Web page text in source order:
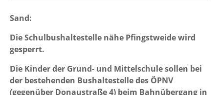
Sand:
Die Schulbushaltestelle nähe Pfingstweide wird
gesperrt.
Die Kinder der Grund- und Mittelschule sollen bei
der bestehenden Bushaltestelle des ÖPNV
(gegenüber Donaustraße 4) beim Bahnübergang in